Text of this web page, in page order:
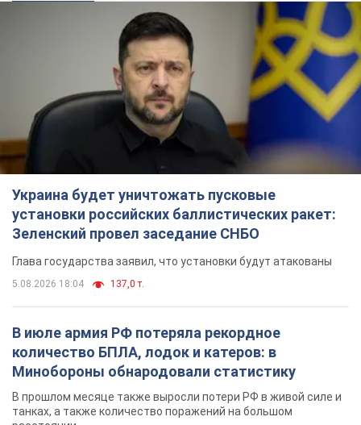
Украина будет уничтожать пусковые
установки российских баллистических ракет:
Зеленский провел заседание СНБО
Глава государства заявил, что установки будут атакованы
5.08.2026 18:04 137,0 т.
В июле армия РФ потеряла рекордное
количество БПЛА, лодок и катеров: в
Минобороны обнародовали статистику
В прошлом месяце также выросли потери РФ в живой силе и
танках, а также количество поражений на большом